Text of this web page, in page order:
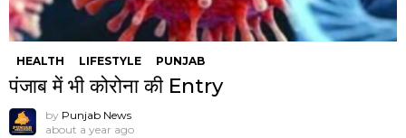
HEALTH LIFESTYLE PUNJAB
पंजाब में भी कोरोना की Entry
by Punjab News
about a year ago